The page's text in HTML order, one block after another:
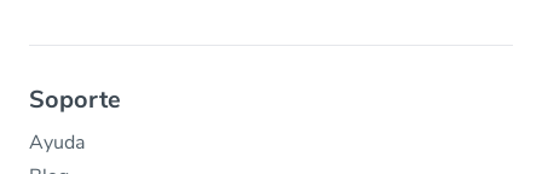
Soporte
Ayuda